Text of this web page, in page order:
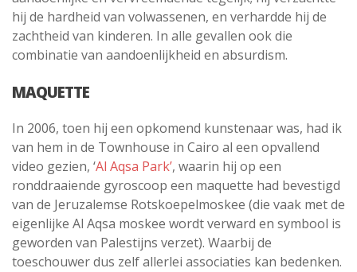
hij de hardheid van volwassenen, en verhardde hij de
zachtheid van kinderen. In alle gevallen ook die
combinatie van aandoenlijkheid en absurdism.
MAQUETTE
In 2006, toen hij een opkomend kunstenaar was, had ik
van hem in de Townhouse in Cairo al een opvallend
video gezien, ‘Al Aqsa Park’, waarin hij op een
ronddraaiende gyroscoop een maquette had bevestigd
van de Jeruzalemse Rotskoepelmoskee (die vaak met de
eigenlijke Al Aqsa moskee wordt verward en symbool is
geworden van Palestijns verzet). Waarbij de
toeschouwer dus zelf allerlei associaties kan bedenken.